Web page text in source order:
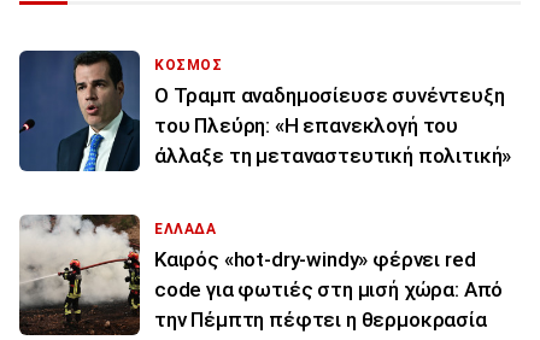
ΚΟΣΜΟΣ
Ο Τραμπ αναδημοσίευσε συνέντευξη
του Πλεύρη: «Η επανεκλογή του
άλλαξε τη μεταναστευτική πολιτική»
ΕΛΛΑΔΑ
Καιρός «hot-dry-windy» φέρνει red
code για φωτιές στη μισή χώρα: Από
την Πέμπτη πέφτει η θερμοκρασία